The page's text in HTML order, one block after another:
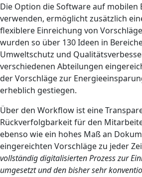
Die Option die Software auf mobilen
verwenden, ermöglicht zusätzlich
flexiblere Einreichung von
wurden so über 130 Ideen in
Umweltschutz und
verschiedenen Abteilungen
der Vorschläge zur
erheblich gestiegen.
Über den Workflow ist eine
Rückverfolgbarkeit für den
ebenso wie ein hohes Maß an
eingereichten Vorschläge zu jeder
vollständig digitalisierten Prozess zur
umgesetzt und den bisher sehr